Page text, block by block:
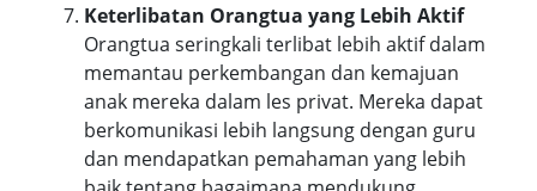
Keterlibatan Orangtua yang Lebih Aktif
Orangtua seringkali terlibat lebih aktif dalam
memantau perkembangan dan kemajuan
anak mereka dalam les privat. Mereka dapat
berkomunikasi lebih langsung dengan guru
dan mendapatkan pemahaman yang lebih